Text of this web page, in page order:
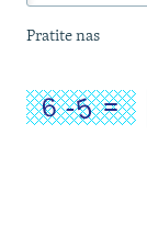
Pratite nas